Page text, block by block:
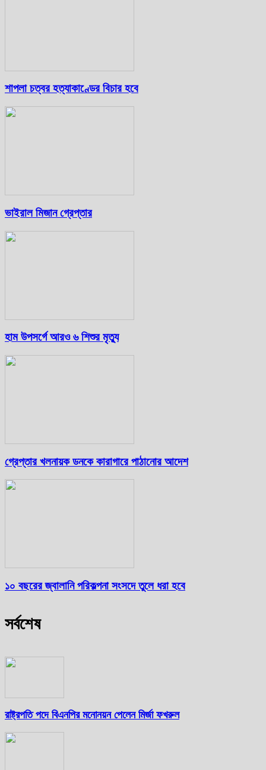
শাপলা চত্বর হত্যাকাণ্ডের বিচার হবে
ভাইরাল মিজান গ্রেপ্তার
হাম উপসর্গে আরও ৬ শিশুর মৃত্যু
গ্রেপ্তার খলনায়ক ডনকে কারাগারে পাঠানোর আদেশ
১০ বছরের জ্বালানি পরিকল্পনা সংসদে তুলে ধরা হবে
সর্বশেষ
রাষ্ট্রপতি পদে বিএনপির মনোনয়ন পেলেন মির্জা ফখরুল